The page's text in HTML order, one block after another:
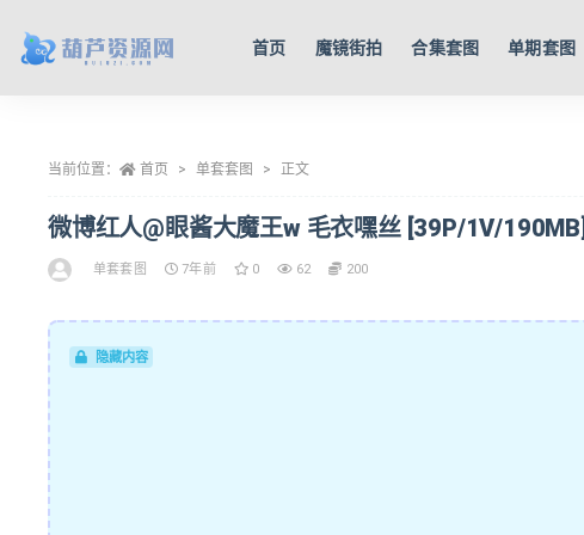
首页 魔镜街拍 合集套图 单期套图
当前位置： 首页 单套套图 正文
微博红人@眼酱大魔王w 毛衣嘿丝 [39P/1V/190MB]
单套套图 7年前 0 62 200
隐藏内容
全部